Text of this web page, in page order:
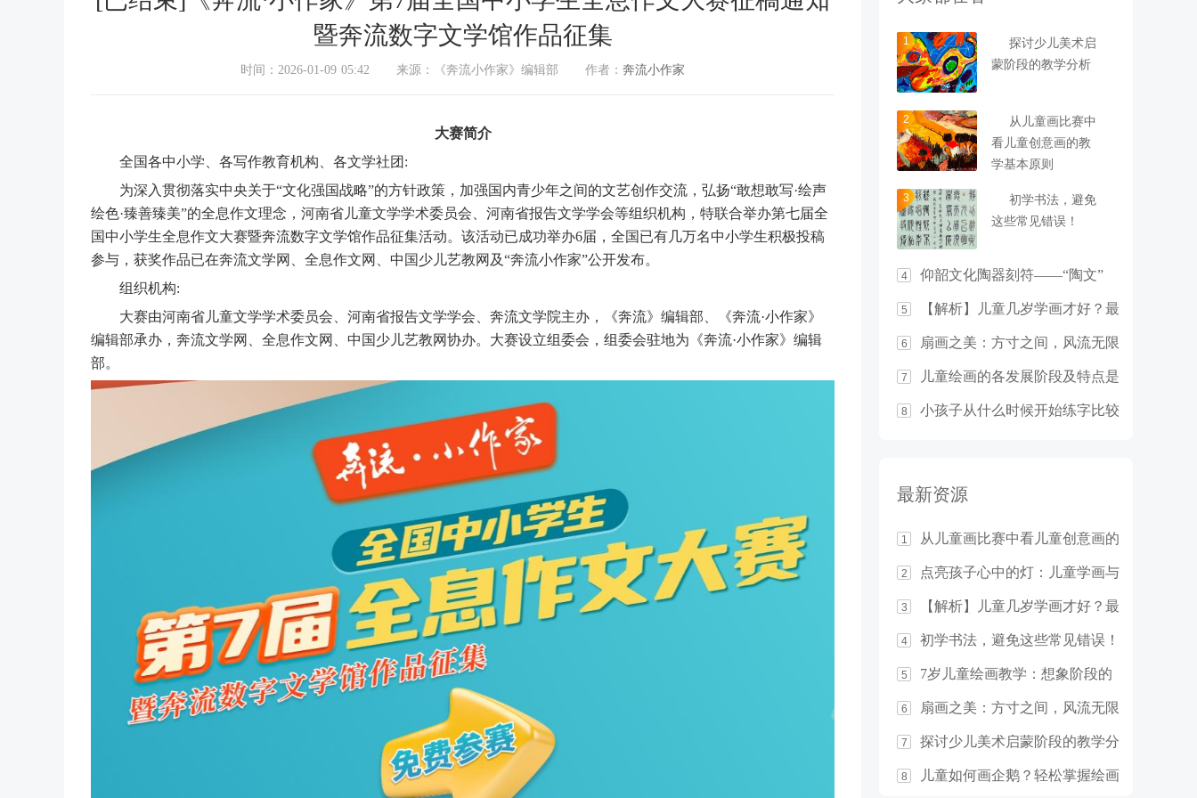
暨奔流数字文学馆作品征集
时间：2026-01-09 05:42 来源：《奔流小作家》编辑部 作者： 奔流小作家
大赛简介
全国各中小学、各写作教育机构、各文学社团:
为深入贯彻落实中央关于“文化强国战略”的方针政策，加强国内青少年之间的文艺创作交流，弘扬“敢想敢写·绘声
绘色·臻善臻美”的全息作文理念，河南省儿童文学学术委员会、河南省报告文学学会等组织机构，特联合举办第七届全
国中小学生全息作文大赛暨奔流数字文学馆作品征集活动。该活动已成功举办6届，全国已有几万名中小学生积极投稿
参与，获奖作品已在奔流文学网、全息作文网、中国少儿艺教网及“奔流小作家”公开发布。
组织机构:
大赛由河南省儿童文学学术委员会、河南省报告文学学会、奔流文学院主办，《奔流》编辑部、《奔流·小作家》
编辑部承办，奔流文学网、全息作文网、中国少儿艺教网协办。大赛设立组委会，组委会驻地为《奔流·小作家》编辑
部。
1
探讨少儿美术启
蒙阶段的教学分析
2
从儿童画比赛中
看儿童创意画的教
学基本原则
3
初学书法，避免
这些常见错误！
4 仰韶文化陶器刻符——“陶文”
5
【解析】儿童几岁学画才好？最
6 扇画之美：方寸之间，风流无限
7
儿童绘画的各发展阶段及特点是
8
小孩子从什么时候开始练字比较
最新资源
1
从儿童画比赛中看儿童创意画的
2
点亮孩子心中的灯：儿童学画与
3
【解析】儿童几岁学画才好？最
4 初学书法，避免这些常见错误！
5
7岁儿童绘画教学：想象阶段的
6 扇画之美：方寸之间，风流无限
7
探讨少儿美术启蒙阶段的教学分
8
儿童如何画企鹅？轻松掌握绘画